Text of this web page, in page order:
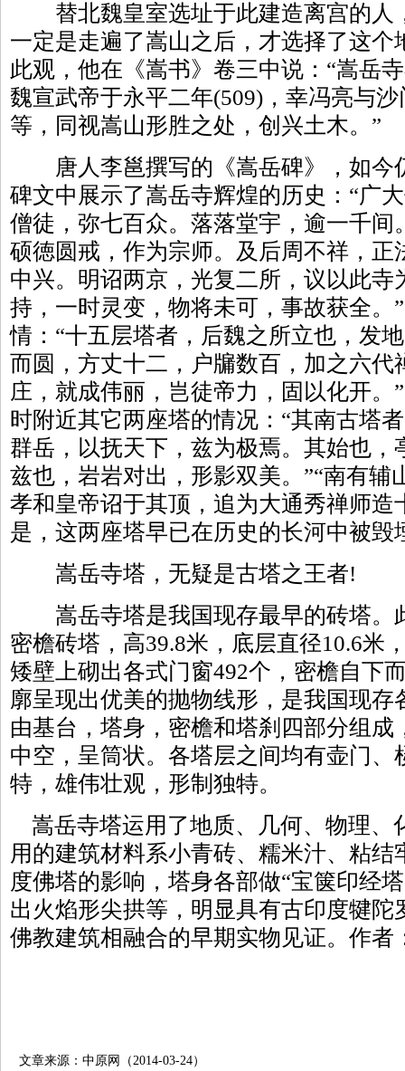
替北魏皇室选址于此建造离宫的人
一定是走遍了嵩山之后，才选择了这个
此观，他在《嵩书》卷三中说：“嵩岳
魏宣武帝于永平二年(509)，幸冯亮与
等，同视嵩山形胜之处，创兴土木。”
唐人李邕撰写的《嵩岳碑》，如今
碑文中展示了嵩岳寺辉煌的历史：“广
僧徒，弥七百众。落落堂宇，逾一千间
硕徳圆戒，作为宗师。及后周不祥，正
中兴。明诏两京，光复二所，议以此寺
持，一时灵变，物将未可，事故获全。
情：“十五层塔者，后魏之所立也，发
而圆，方丈十二，户牖数百，加之六代
庄，就成伟丽，岂徒帝力，固以化开。
时附近其它两座塔的情况：“其南古塔
群岳，以抚天下，兹为极焉。其始也，
兹也，岩岩对出，形影双美。”“南有辅
孝和皇帝诏于其顶，追为大通秀禅师造
是，这两座塔早已在历史的长河中被毁
嵩岳寺塔，无疑是古塔之王者!
嵩岳寺塔是我国现存最早的砖塔。
密檐砖塔，高39.8米，底层直径10.6米
矮壁上砌出各式门窗492个，密檐自下
廓呈现出优美的抛物线形，是我国现
由基台，塔身，密檐和塔刹四部分组
中空，呈筒状。各塔层之间均有壶门、
特，雄伟壮观，形制独特。
嵩岳寺塔运用了地质、几何、物理、
用的建筑材料系小青砖、糯米汁、粘
度佛塔的影响，塔身各部做“宝箧印经
出火焰形尖拱等，明显具有古印度犍陀
佛教建筑相融合的早期实物见证。作者
文章来源：中原网（2014-03-24）